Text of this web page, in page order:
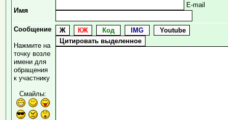
Имя
E-mail
Сообщение
Нажмите на
точку возле
имени для
обращения
к участнику
Смайлы: